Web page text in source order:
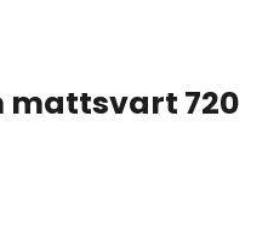
mattsvart 720